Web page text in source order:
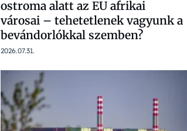
ostroma alatt az EU afrikai
városai – tehetetlenek vagyunk a
bevándorlókkal szemben?
2026.07.31.